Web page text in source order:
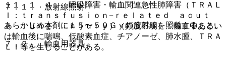
１１．１．４． 呼吸障害・輸血関連急性肺障害（ＴＲＡＬ
Ｉ：ｔｒａｎｓｆｕｓｉｏｎ−ｒｅｌａｔｅｄ ａｃｕｔ
ｅ ｌｕｎｇ ｉｎｊｕｒｙ）（頻度不明）：輸血中あるい
は輸血後に喘鳴、低酸素血症、チアノーゼ、肺水腫、ＴＲＡ
ＬＩ等を生じることがある。
７．１． 放射線照射
あらかじめ本剤に１５〜５０Ｇｙの放射線を照射すること。
７．２． 輸血用器具